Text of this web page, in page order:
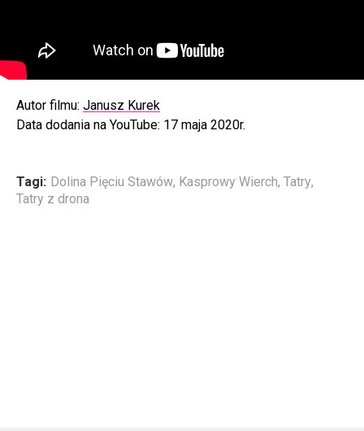
Autor filmu: Janusz Kurek
Data dodania na YouTube: 17 maja 2020r.
Tagi: Dolina Pięciu Stawów, Kasprowy Wierch, Tatry,
Tatry z drona